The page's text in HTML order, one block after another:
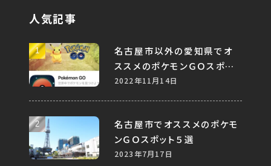
人気記事
名古屋市以外の愛知県でオ
ススメのポケモンＧＯスポット
５選
2022年11月14日
名古屋市でオススメのポケモ
ンＧＯスポット５選
2023年7月17日